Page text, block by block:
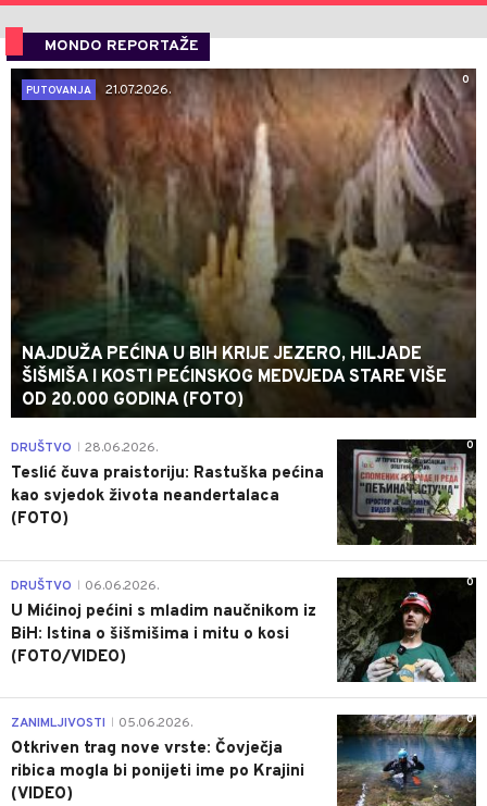
MONDO REPORTAŽE
0
PUTOVANJA
21.07.2026.
NAJDUŽA PEĆINA U BIH KRIJE JEZERO, HILJADE
ŠIŠMIŠA I KOSTI PEĆINSKOG MEDVJEDA STARE VIŠE
OD 20.000 GODINA (FOTO)
0
DRUŠTVO 28.06.2026.
Teslić čuva praistoriju: Rastuška pećina
kao svjedok života neandertalaca
(FOTO)
0
DRUŠTVO 06.06.2026.
U Mićinoj pećini s mladim naučnikom iz
BiH: Istina o šišmišima i mitu o kosi
(FOTO/VIDEO)
0
ZANIMLJIVOSTI 05.06.2026.
Otkriven trag nove vrste: Čovječja
ribica mogla bi ponijeti ime po Krajini
(VIDEO)